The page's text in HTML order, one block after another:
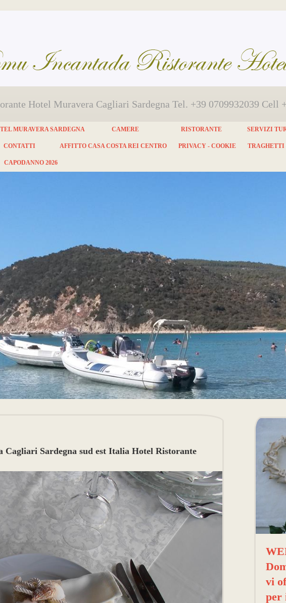
Hotel Muravera Cagliari Sardegna Tel. +39 0709932039 Cell
MURAVERA SARDEGNA CAMERE RISTORANTE SERVIZI
CONTATTI AFFITTO CASA COSTA REI CENTRO PRIVACY - COOKIE TRAGHETTI
CAPODANNO 2026
Cagliari Sardegna sud est Italia Hotel Ristorante
vi
per